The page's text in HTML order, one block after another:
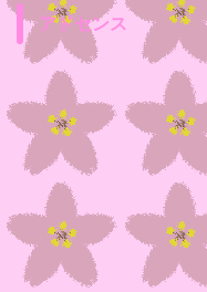
アドセンス